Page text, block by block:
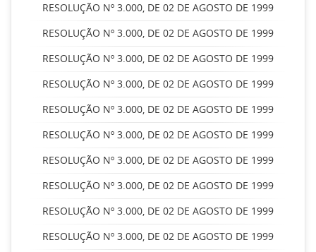
RESOLUÇÃO Nº 3.000, DE 02 DE AGOSTO DE 1999
RESOLUÇÃO Nº 3.000, DE 02 DE AGOSTO DE 1999
RESOLUÇÃO Nº 3.000, DE 02 DE AGOSTO DE 1999
RESOLUÇÃO Nº 3.000, DE 02 DE AGOSTO DE 1999
RESOLUÇÃO Nº 3.000, DE 02 DE AGOSTO DE 1999
RESOLUÇÃO Nº 3.000, DE 02 DE AGOSTO DE 1999
RESOLUÇÃO Nº 3.000, DE 02 DE AGOSTO DE 1999
RESOLUÇÃO Nº 3.000, DE 02 DE AGOSTO DE 1999
RESOLUÇÃO Nº 3.000, DE 02 DE AGOSTO DE 1999
RESOLUÇÃO Nº 3.000, DE 02 DE AGOSTO DE 1999